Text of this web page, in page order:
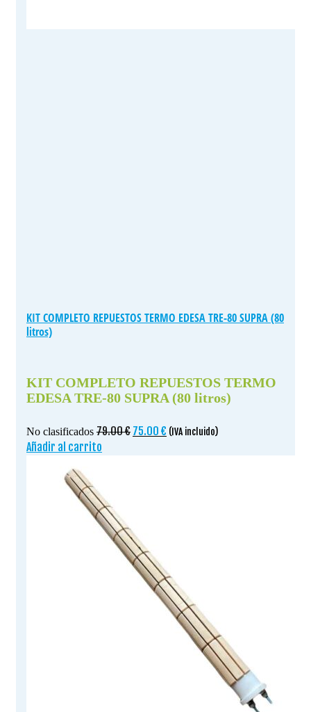
KIT COMPLETO REPUESTOS TERMO EDESA TRE-80 SUPRA (80
litros)
KIT COMPLETO REPUESTOS TERMO
EDESA TRE-80 SUPRA (80 litros)
No clasificados 79.00€ El
75.00 € El
(IVA incluido)
Añadir al carrito